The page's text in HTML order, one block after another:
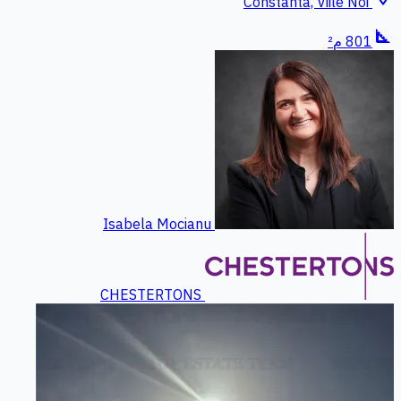
square_foot 801 م²
Isabela Mocianu
CHESTERTONS